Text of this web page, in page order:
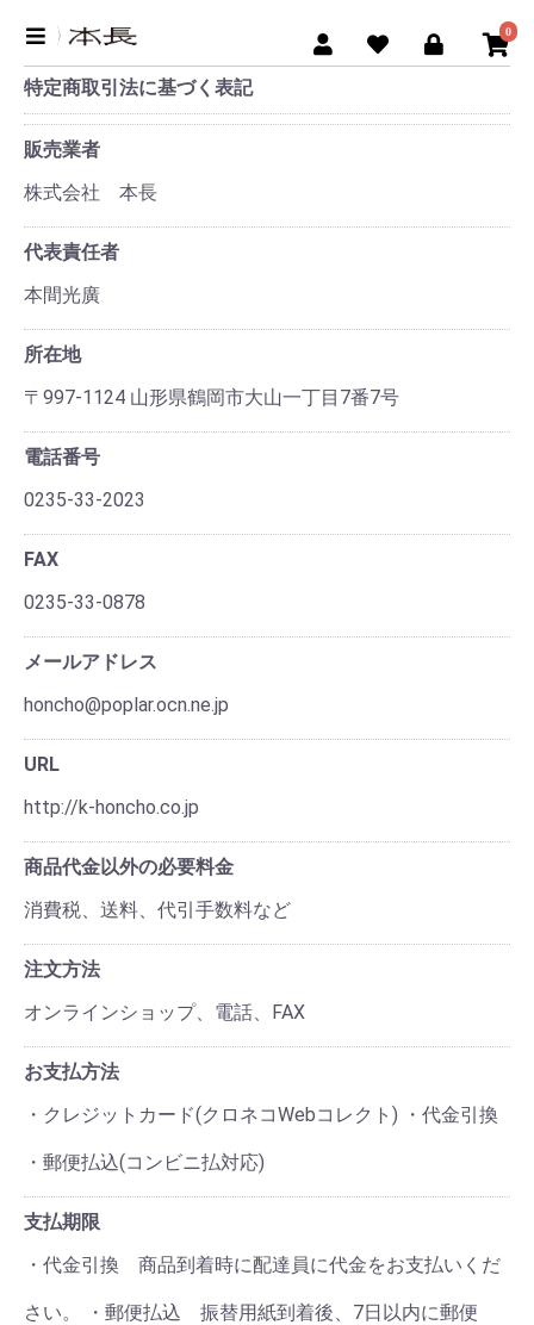
0
特定商取引法に基づく表記
販売業者
株式会社 本長
代表責任者
本間光廣
所在地
〒997-1124 山形県鶴岡市大山一丁目7番7号
電話番号
0235-33-2023
FAX
0235-33-0878
メールアドレス
honcho@poplar.ocn.ne.jp
URL
http://k-honcho.co.jp
商品代金以外の必要料金
消費税、送料、代引手数料など
注文方法
オンラインショップ、電話、FAX
お支払方法
・クレジットカード(クロネコWebコレクト) ・代金引換
・郵便払込(コンビニ払対応)
支払期限
・代金引換 商品到着時に配達員に代金をお支払いくだ
さい。 ・郵便払込 振替用紙到着後、7日以内に郵便